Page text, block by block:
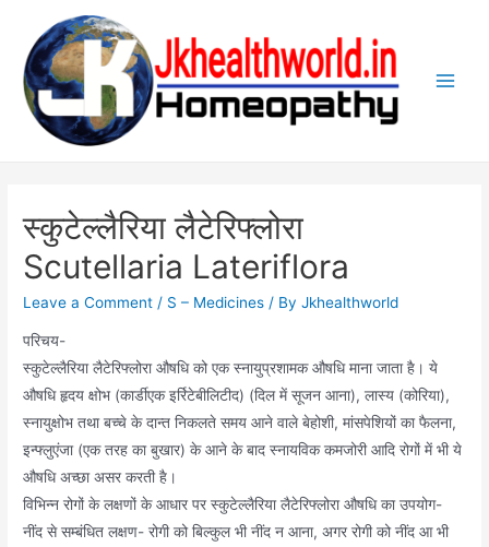
content
स्कुटेल्लैरिया लैटेरिफ्लोरा
Scutellaria Lateriflora
Leave a Comment / S – Medicines / ByJkhealthworld
परिचय-
स्कुटेल्लैरिया लैटेरिफ्लोरा औषधि को एक स्नायुप्रशामक औषधि माना जाता है। ये
औषधि हृदय क्षोभ (कार्डीएक इर्रिटेबीलिटीद) (दिल में सूजन आना), लास्य (कोरिया),
स्नायुक्षोभ तथा बच्चे के दान्त निकलते समय आने वाले बेहोशी, मांसपेशियों का फैलना,
इन्फ्लुएंजा (एक तरह का बुखार) के आने के बाद स्नायविक कमजोरी आदि रोगों में भी ये
औषधि अच्छा असर करती है।
विभिन्न रोगों के लक्षणों के आधार पर स्कुटेल्लैरिया लैटेरिफ्लोरा औषधि का उपयोग-
नींद से सम्बंधित लक्षण- रोगी को बिल्कुल भी नींद न आना, अगर रोगी को नींद आ भी